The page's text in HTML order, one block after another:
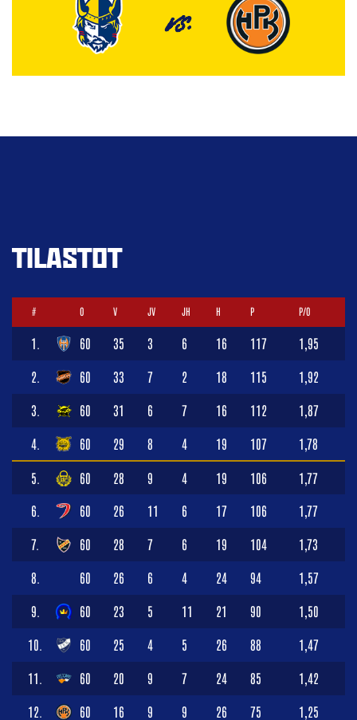
VS.
TILASTOT
# O V JV JH H P P/O
1. 60 35 3 6 16 117 1,95
2. 60 33 7 2 18 115 1,92
3. 60 31 6 7 16 112 1,87
4. 60 29 8 4 19 107 1,78
5. 60 28 9 4 19 106 1,77
6. 60 26 11 6 17 106 1,77
7. 60 28 7 6 19 104 1,73
8. 60 26 6 4 24 94 1,57
9. 60 23 5 11 21 90 1,50
10. 60 25 4 5 26 88 1,47
11. 60 20 9 7 24 85 1,42
12. 60 16 9 9 26 75 1,25